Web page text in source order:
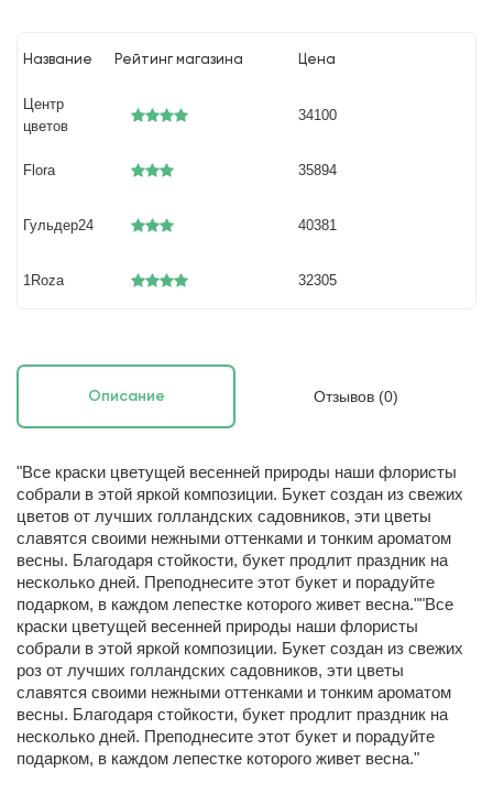
Название Рейтинг магазина Цена
Центр
цветов
34100
Flora 35894
Гульдер24 40381
1Roza 32305
Описание Отзывов (0)
"Все краски цветущей весенней природы наши флористы
собрали в этой яркой композиции. Букет создан из свежих
цветов от лучших голландских садовников, эти цветы
славятся своими нежными оттенками и тонким ароматом
весны. Благодаря стойкости, букет продлит праздник на
несколько дней. Преподнесите этот букет и порадуйте
подарком, в каждом лепестке которого живет весна.""Все
краски цветущей весенней природы наши флористы
собрали в этой яркой композиции. Букет создан из свежих
роз от лучших голландских садовников, эти цветы
славятся своими нежными оттенками и тонким ароматом
весны. Благодаря стойкости, букет продлит праздник на
несколько дней. Преподнесите этот букет и порадуйте
подарком, в каждом лепестке которого живет весна."